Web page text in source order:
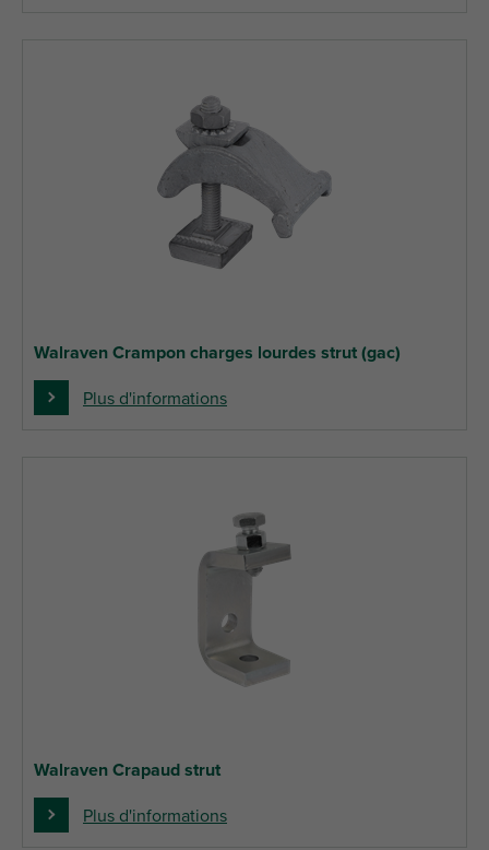
Walraven Crampon charges lourdes strut (gac)
Plus d'informations
Walraven Crapaud strut
Plus d'informations